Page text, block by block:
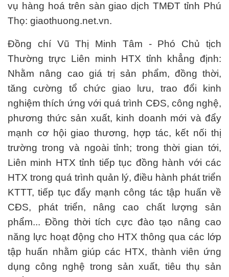
vụ hàng hoá trên sàn giao dịch TMĐT tỉnh Phú
Thọ: giaothuong.net.vn.
Đồng chí Vũ Thị Minh Tâm - Phó Chủ tịch
Thường trực Liên minh HTX tỉnh khẳng định:
Nhằm nâng cao giá trị sản phẩm, đồng thời,
tăng cường tổ chức giao lưu, trao đổi kinh
nghiệm thích ứng với quá trình CĐS, công nghệ,
phương thức sản xuất, kinh doanh mới và đẩy
mạnh cơ hội giao thương, hợp tác, kết nối thị
trường trong và ngoài tỉnh; trong thời gian tới,
Liên minh HTX tỉnh tiếp tục đồng hành với các
HTX trong quá trình quản lý, điều hành phát triển
KTTT, tiếp tục đẩy mạnh công tác tập huấn về
CĐS, phát triển, nâng cao chất lượng sản
phẩm... Đồng thời tích cực đào tạo nâng cao
năng lực hoạt động cho HTX thông qua các lớp
tập huấn nhằm giúp các HTX, thành viên ứng
dụng công nghệ trong sản xuất, tiêu thụ sản